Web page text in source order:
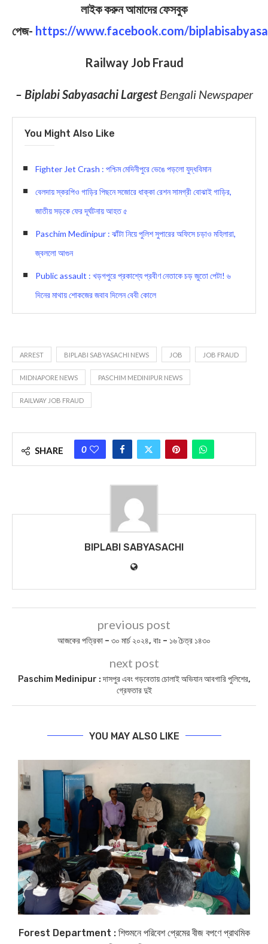
লাইক করুন আমাদের ফেসবুক
পেজ- https://www.facebook.com/
Railway Job Fraud
– Biplabi Sabyasachi LargestBengali Newspaper
You Might Also Like
Fighter Jet Crash : পশ্চিম মেদিনীপুরে ভেঙে পড়লো যুদ্ধবিমান
বেলদায় স্করপিও গাড়ির পিছনে সজোরে ধাক্কা রেশন সামগ্রী বোঝাই গাড়ির,
জাতীয় সড়কে ফের দূর্ঘটনায় আহত ৫
Paschim Medinipur : ঝাঁটা নিয়ে পুলিশ সুপারের অফিসে চড়াও মহিলারা,
জ্বললো আগুন
Public assault : খড়গপুরে প্রকাশ্যে প্রবীণ নেতাকে চড় জুতো পেটা! ৬
দিনের মাথায় শোকজের জবাব দিলেন বেবী কোলে
ARREST BIPLABI SABYASACHI NEWS JOB JOB FRAUD
MIDNAPORE NEWS PASCHIM MEDINIPUR NEWS
RAILWAY JOB FRAUD
SHARE 0
BIPLABI SABYASACHI
previous post
আজকের পত্রিকা – ৩০ মার্চ ২০২৪, বাঃ – ১৬ চৈত্র ১৪৩০
next post
Paschim Medinipur : দাসপুর এবং গড়বেতায় চোলাই অভিযান আবগারি পুলিশের,
গ্রেফতার দুই
YOU MAY ALSO LIKE
Forest Department : শিশুমনে পরিবেশ প্রেমের বীজ বপণে প্রাথমিক